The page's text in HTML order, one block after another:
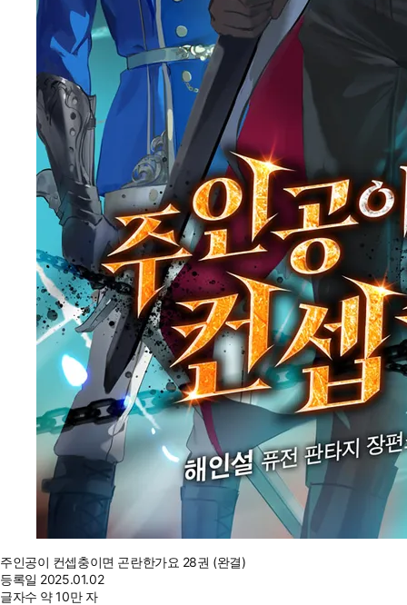
주인공이 컨셉충이면 곤란한가요 28권 (완결)
등록일 2025.01.02
글자수 약 10만 자